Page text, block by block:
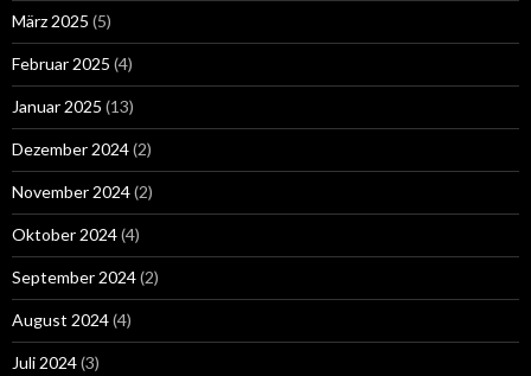
März 2025 (5)
Februar 2025 (4)
Januar 2025 (13)
Dezember 2024(2)
November 2024(2)
Oktober 2024(4)
September 2024(2)
August 2024(4)
Juli 2024(3)